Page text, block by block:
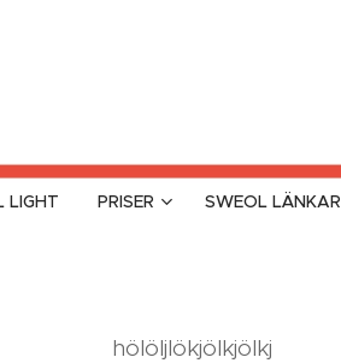
LIGHT PRISER SWEOL LÄNKAR
hölöljlökjölkjölkj